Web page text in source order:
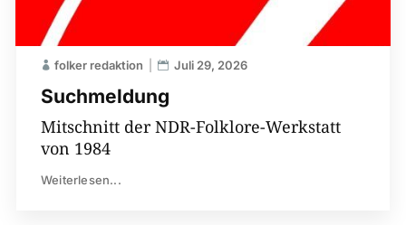
Suchmeldung
folker redaktion Juli 29, 2026
Mitschnitt der NDR-Folklore-Werkstatt
von 1984
Weiterlesen...